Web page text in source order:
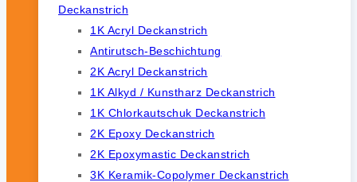
Deckanstrich
1K Acryl Deckanstrich
Antirutsch-Beschichtung
2K Acryl Deckanstrich
1K Alkyd / Kunstharz Deckanstrich
1K Chlorkautschuk Deckanstrich
2K Epoxy Deckanstrich
2K Epoxymastic Deckanstrich
3K Keramik-Copolymer Deckanstrich